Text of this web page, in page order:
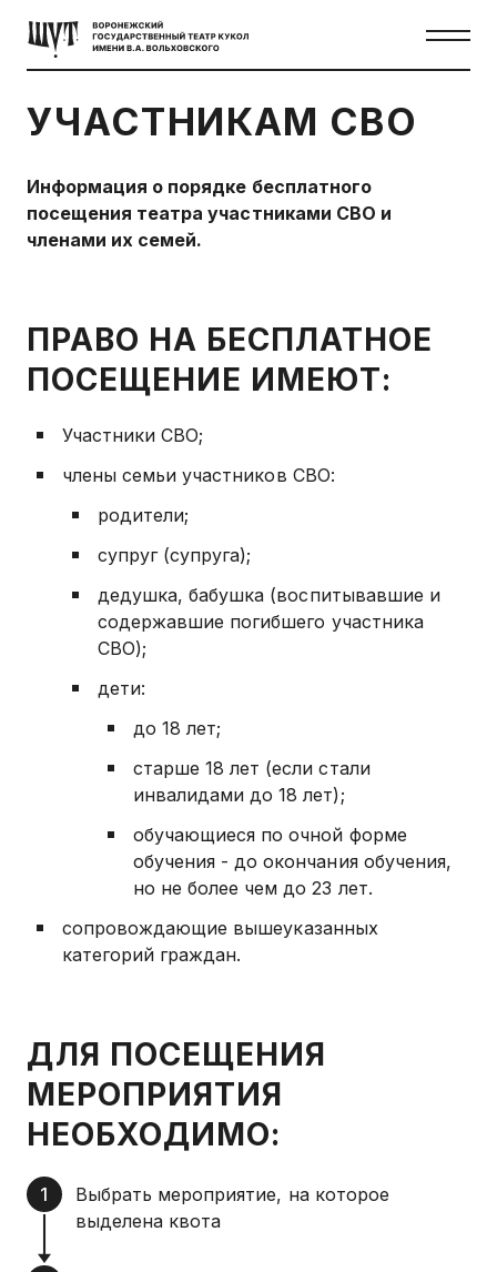
УЧАСТНИКАМ СВО
Информация о порядке бесплатного
посещения театра участниками СВО и
членами их семей.
ПРАВО НА БЕСПЛАТНОЕ
ПОСЕЩЕНИЕ ИМЕЮТ:
Участники СВО;
члены семьи участников СВО:
родители;
супруг (супруга);
дедушка, бабушка (воспитывавшие и
содержавшие погибшего участника
СВО);
дети:
до 18 лет;
старше 18 лет (если стали
инвалидами до 18 лет);
обучающиеся по очной форме
обучения - до окончания обучения,
но не более чем до 23 лет.
сопровождающие вышеуказанных
категорий граждан.
ДЛЯ ПОСЕЩЕНИЯ
МЕРОПРИЯТИЯ
НЕОБХОДИМО:
Выбрать мероприятие, на которое
выделена квота